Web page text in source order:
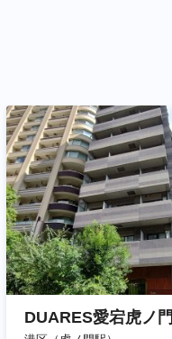
DUARES愛宕虎ノ門